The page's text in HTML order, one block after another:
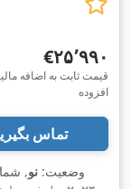
‎€۲۵٬۹۹۰
قیمت ثابت به اضافه
افزوده
تماس
وضعیت: نو,